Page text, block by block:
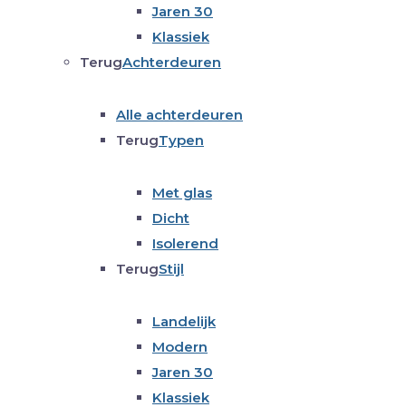
Jaren 30
Klassiek
TerugAchterdeuren
Alle achterdeuren
TerugTypen
Met glas
Dicht
Isolerend
TerugStijl
Landelijk
Modern
Jaren 30
Klassiek